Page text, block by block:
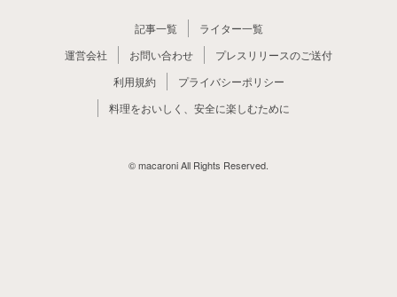
記事一覧
ライター一覧
運営会社
お問い合わせ
プレスリリースのご送付
利用規約
プライバシーポリシー
料理をおいしく、安全に楽しむために
© macaroni All Rights Reserved.